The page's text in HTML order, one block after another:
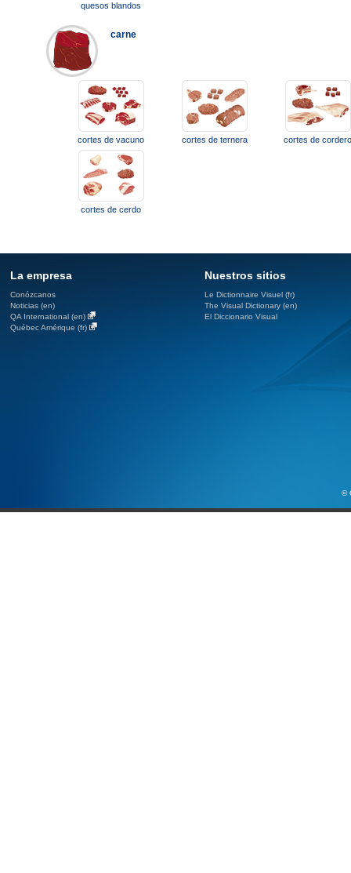
quesos blandos
carne
cortes de vacuno cortes de ternera cortes de cordero
cortes de cerdo
La empresa
Conózcanos
Noticias (en)
QA International (en)
Québec Amérique (fr)
Nuestros sitios
Le Dictionnaire Visuel (fr)
The Visual Dictionary (en)
El Diccionario Visual
©